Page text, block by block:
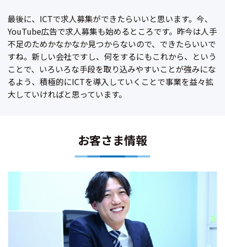
最後に、ICTで求人募集ができたらいいと思います。今、
YouTube広告で求人募集も始めるところです。昨今は人手
不足のためかなかなか見つからないので、できたらいいで
すね。新しい会社ですし、何をするにもこれから、という
ことで、いろいろな手段を取り込みやすいことが強みにな
るよう、積極的にICTを導入していくことで事業を益々拡
大していければと思っています。
お客さま情報